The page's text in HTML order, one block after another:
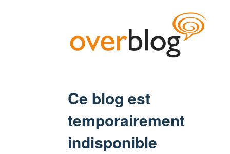
Ce blog est
temporairement
indisponible